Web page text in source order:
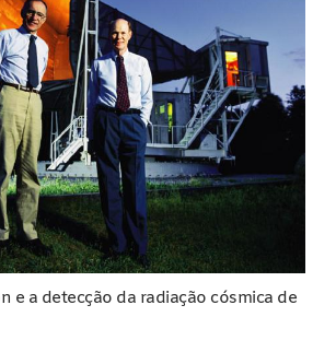
e a detecção da radiação cósmica de